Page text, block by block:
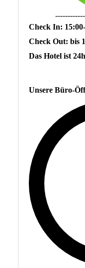
Check In:
Check Out: bis
Das Hotel ist
Unsere Büro-